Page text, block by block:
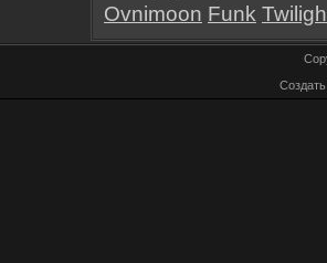
Ovnimoon Funk